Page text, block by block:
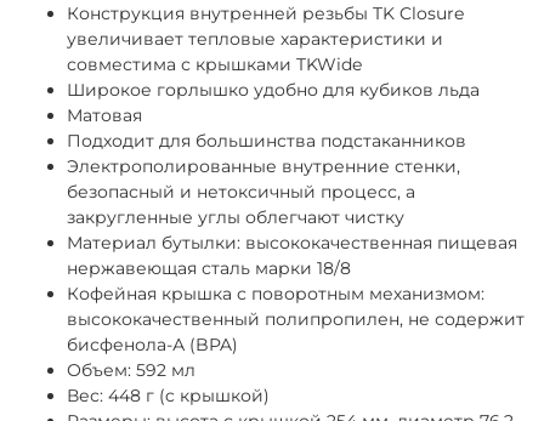
Конструкция внутренней резьбы TK Closure
увеличивает тепловые характеристики и
совместима с крышками TKWide
Широкое горлышко удобно для кубиков льда
Матовая
Подходит для большинства подстаканников
Электрополированные внутренние стенки,
безопасный и нетоксичный процесс, а
закругленные углы облегчают чистку
Материал бутылки: высококачественная пищевая
нержавеющая сталь марки 18/8
Кофейная крышка с поворотным механизмом:
высококачественный полипропилен, не содержит
бисфенола-А (BPA)
Объем: 592 мл
Вес: 448 г (c крышкой)